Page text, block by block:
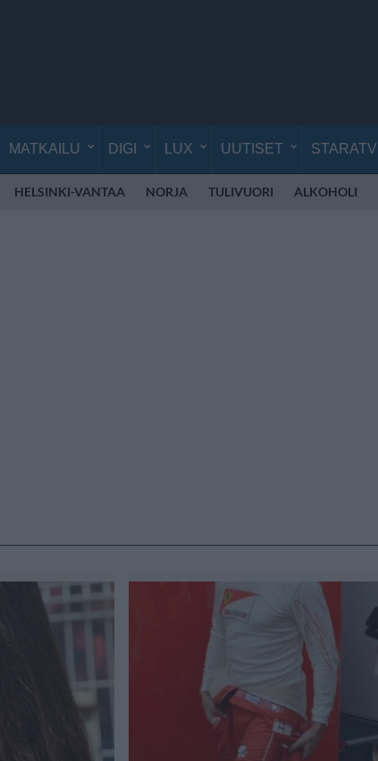
MATKAILU DIGI LUX UUTISET STARATV
HELSINKI-VANTAA NORJA TULIVUORI ALKOHOLI